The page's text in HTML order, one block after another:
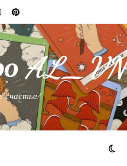
AL_VN
счастье!